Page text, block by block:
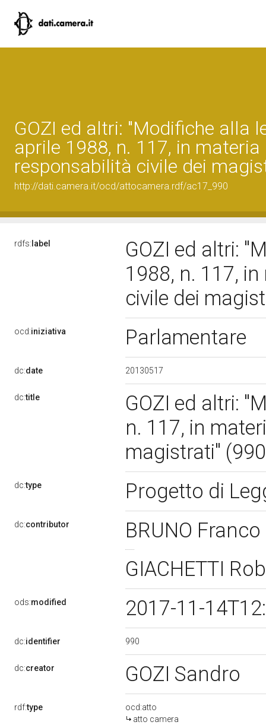
GOZI ed altri: "Modifiche alla
aprile 1988, n. 117, in materia
responsabilità civile dei
http://dati.camera.it/ocd/attocamera.rdf/ac17_990
rdfs: label
GOZI ed altri:
1988, n. 117,
civile dei
ocd:iniziativa Parlamentare
dc:date 20130517
dc:title
GOZI ed altri:
n. 117, in
magistrati"
dc:type Progetto di
dc:contributor
BRUNO Franco
GIACHETTI
ods:modified 2017-11-
dc:identifier 990
dc:creator GOZI Sandro
rdf:type
ocd:atto
atto camera